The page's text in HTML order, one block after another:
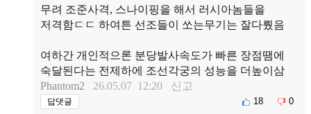
무려 조준사격, 스나이핑을 해서 러시아놈들을
저격함ㄷㄷ 하여튼 선조들이 쏘는무기는 잘다뤘음
여하간 개인적으론 분당발사속도가 빠른 장점땜에
숙달된다는 전제하에 조선각궁의 성능을 더높이삼
Phantom2
26.05.07 12:20 신고
답댓글 18 0